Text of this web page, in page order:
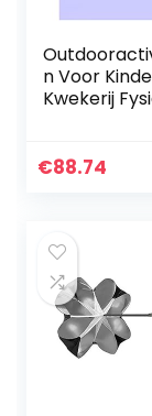
n Voor
Kwekerij
€88.74